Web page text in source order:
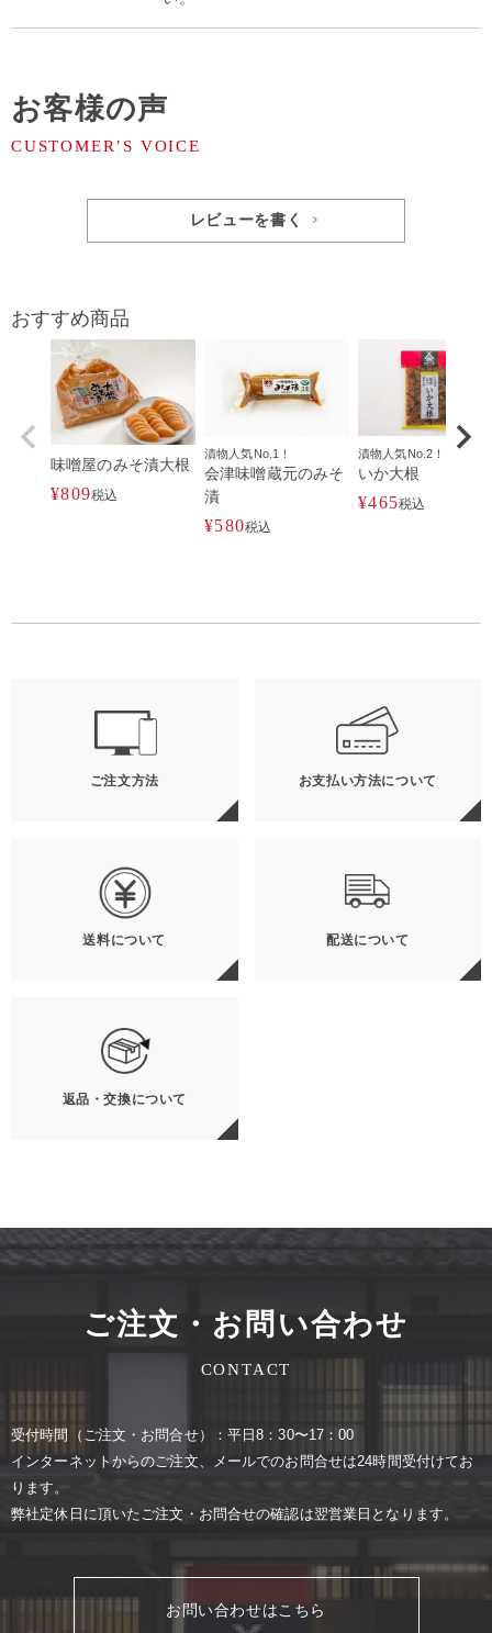
お客様の声
レビューを書く
おすすめ商品
味噌屋のみそ漬大根
¥809税込
漬物人気No.1！
会津味噌蔵元のみそ
漬
¥580税込
漬物人気No.2！
いか大根
¥465税込
ご注文方法 お支払い方法について
送料について 配送について
返品・交換について
ご注文・お問い合わせ
CONTACT
お問い合わせはこちら
受付時間（ご注⽂・お問合せ）：平⽇8：30〜17：00
インターネットからのご注⽂、メールでのお問合せは24時間受付けてお
ります。
弊社定休⽇に頂いたご注⽂・お問合せの確認は翌営業⽇となります。